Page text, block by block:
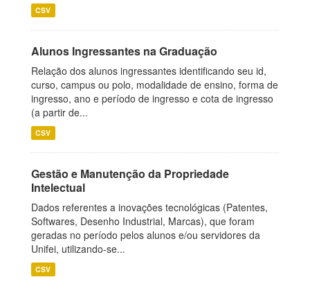
CSV
Alunos Ingressantes na Graduação
Relação dos alunos ingressantes identificando seu id,
curso, campus ou polo, modalidade de ensino, forma de
ingresso, ano e período de ingresso e cota de ingresso
(a partir de...
CSV
Gestão e Manutenção da Propriedade
Intelectual
Dados referentes a inovações tecnológicas (Patentes,
Softwares, Desenho Industrial, Marcas), que foram
geradas no período pelos alunos e/ou servidores da
Unifei, utilizando-se...
CSV